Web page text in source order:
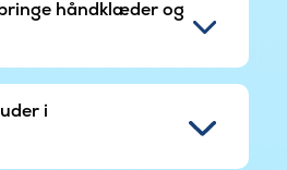
håndklæder og
i